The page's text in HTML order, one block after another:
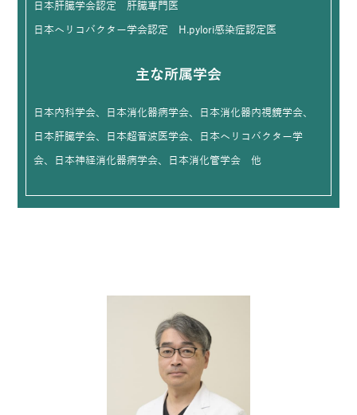
日本肝臓学会認定 肝臓専門医
日本ヘリコバクター学会認定 H.pylori感染症認定医
主な所属学会
日本内科学会、日本消化器病学会、日本消化器内視鏡学会、
日本肝臓学会、日本超音波医学会、日本ヘリコバクター学
会、日本神経消化器病学会、日本消化管学会 他